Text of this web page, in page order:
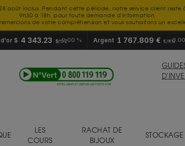
août inclus. Pendant cette période, notre service client
9h30 à 18h, pour toute demande d'information.
remercions de votre compréhension et vous souhaitons un
$ 4 343.23 $/OZ0.00 % Argent 1 767.809 € €/KG
LES
COURS
RACHAT DE
BIJOUX
STOCKAGE